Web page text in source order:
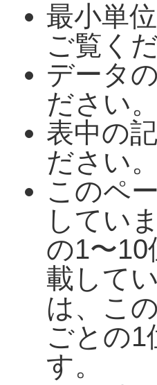
最小単
ご覧く
データ
ださい。
表中の
ださい。
このペ
してい
の1〜
載して
は、こ
ごとの1
す。